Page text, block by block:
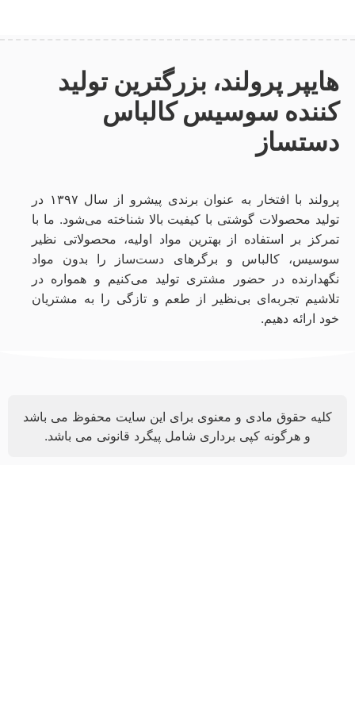
هایپر پرولند، بزرگترین تولید
کننده سوسیس کالباس
دستساز
پرولند با افتخار به عنوان برندی پیشرو از سال ۱۳۹۷ در
تولید محصولات گوشتی با کیفیت بالا شناخته می‌شود. ما با
تمرکز بر استفاده از بهترین مواد اولیه، محصولاتی نظیر
سوسیس، کالباس و برگرهای دست‌ساز را بدون مواد
نگهدارنده در حضور مشتری تولید می‌کنیم و همواره در
تلاشیم تجربه‌ای بی‌نظیر از طعم و تازگی را به مشتریان
خود ارائه دهیم.
کلیه حقوق مادی و معنوی برای این سایت محفوظ می باشد
و هرگونه کپی برداری شامل پیگرد قانونی می باشد.